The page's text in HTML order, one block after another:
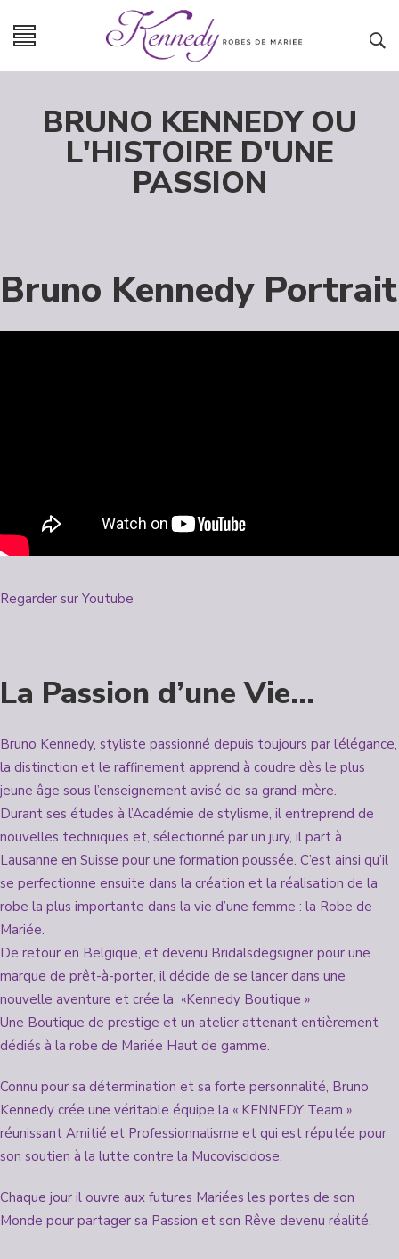
BRUNO KENNEDY OU
L'HISTOIRE D'UNE
PASSION
Bruno Kennedy Portrait
Regarder sur Youtube
La Passion d’une Vie…
Bruno Kennedy, styliste passionné depuis toujours par l’élégance,
la distinction et le raffinement apprend à coudre dès le plus
jeune âge sous l’enseignement avisé de sa grand-mère.
Durant ses études à l’Académie de stylisme, il entreprend de
nouvelles techniques et, sélectionné par un jury, il part à
Lausanne en Suisse pour une formation poussée. C’est ainsi qu’il
se perfectionne ensuite dans la création et la réalisation de la
robe la plus importante dans la vie d’une femme : la Robe de
Mariée.
De retour en Belgique, et devenu Bridalsdegsigner pour une
marque de prêt-à-porter, il décide de se lancer dans une
nouvelle aventure et crée la «Kennedy Boutique »
Une Boutique de prestige et un atelier attenant entièrement
dédiés à la robe de Mariée Haut de gamme.
Connu pour sa détermination et sa forte personnalité, Bruno
Kennedy crée une véritable équipe la « KENNEDY Team »
réunissant Amitié et Professionnalisme et qui est réputée pour
son soutien à la lutte contre la Mucoviscidose.
Chaque jour il ouvre aux futures Mariées les portes de son
Monde pour partager sa Passion et son Rêve devenu réalité.